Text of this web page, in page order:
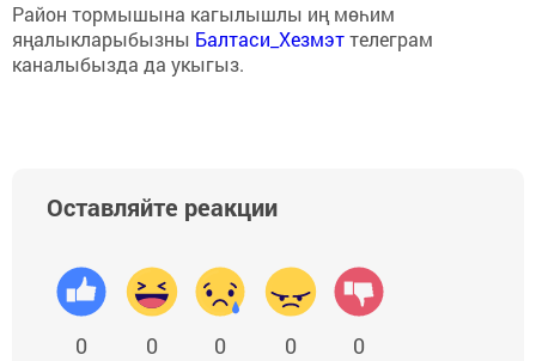
Район тормышына кагылышлы иң мөһим
яңалыкларыбызны Балтаси_Хезмэттелеграм
каналыбызда да укыгыз.
Оставляйте реакции
0 0 0 0 0